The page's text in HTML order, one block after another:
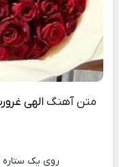
متن آهنگ الهی
روی یک ستاره